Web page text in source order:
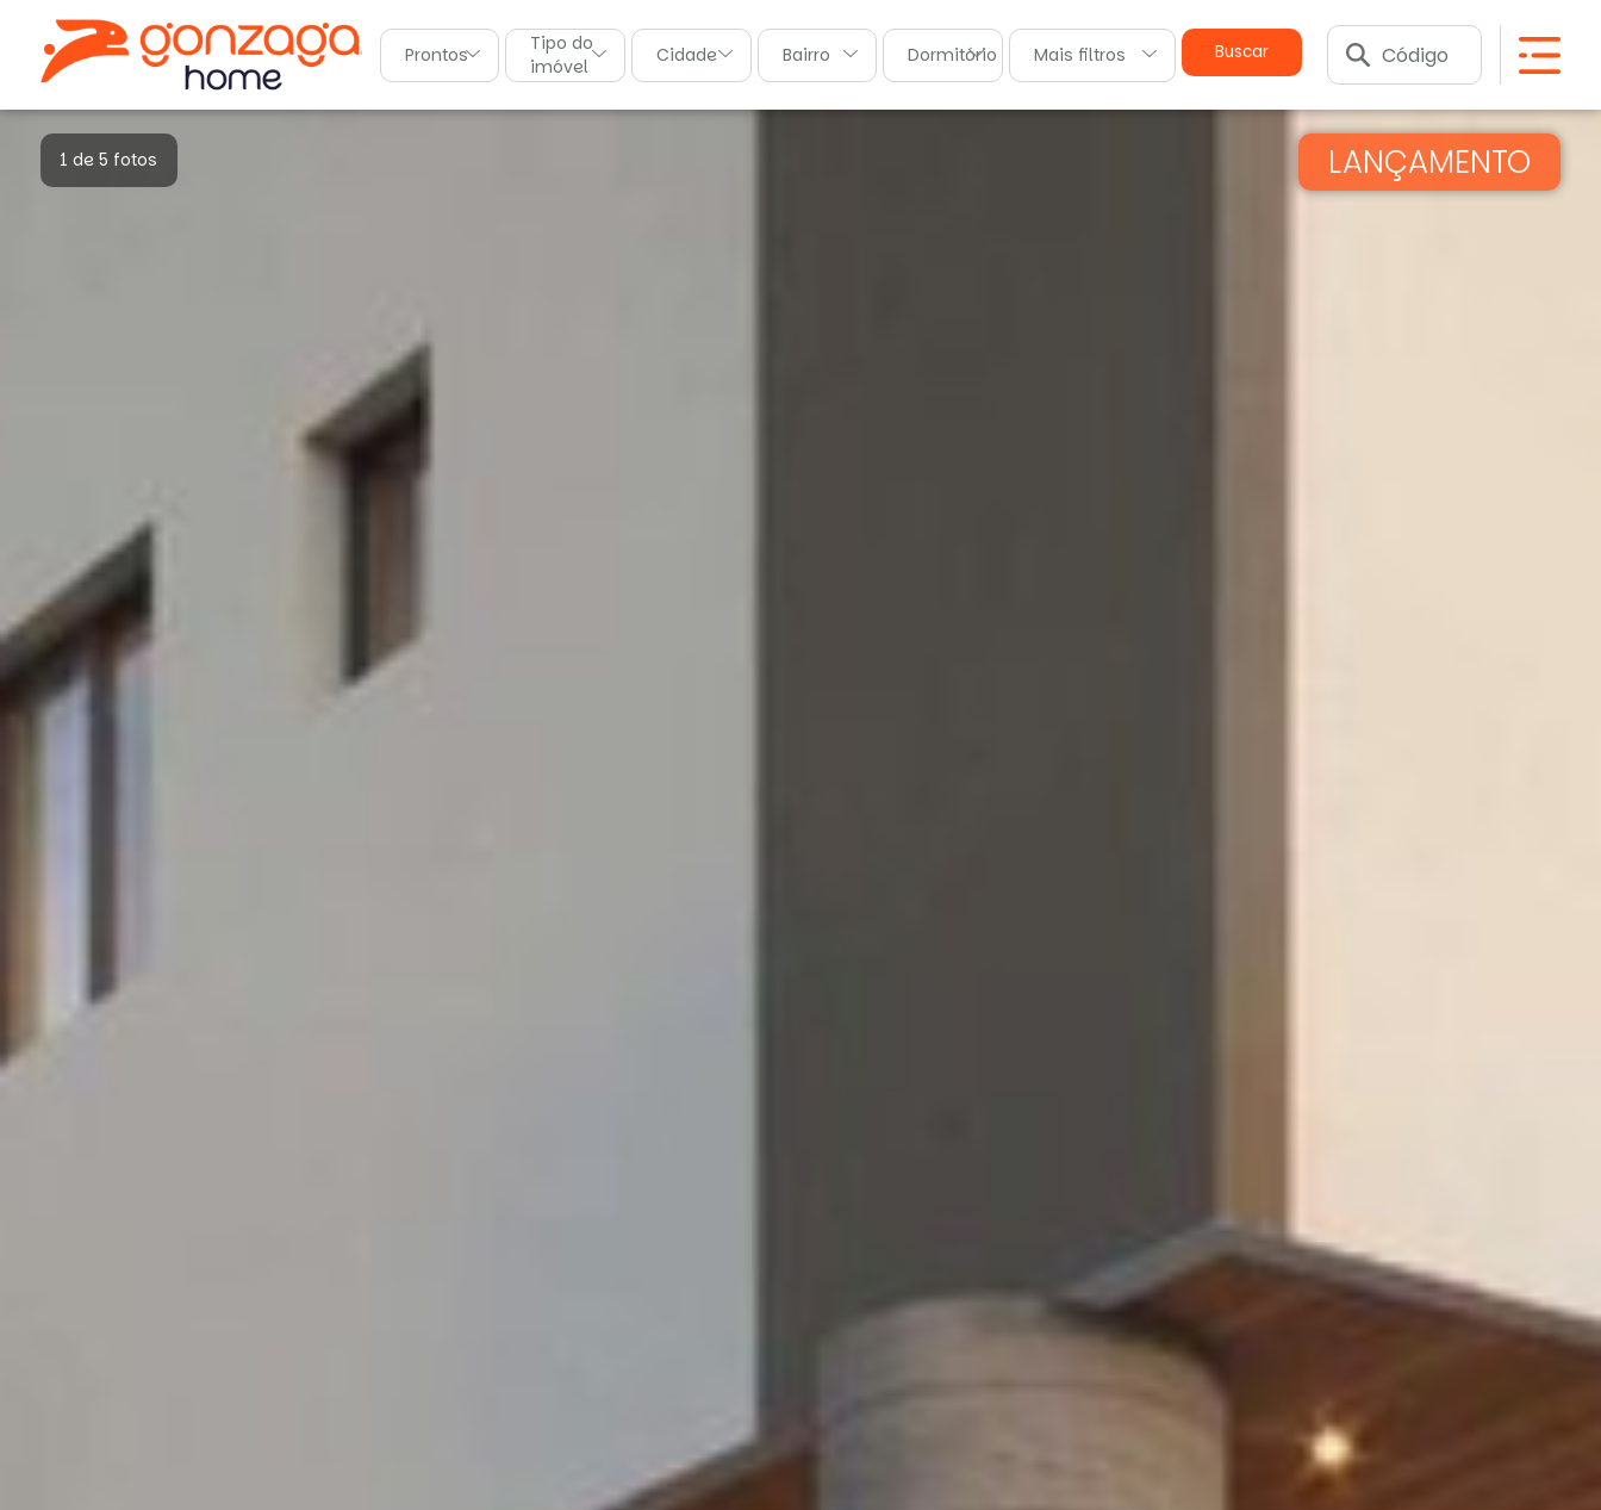
Prontos
Tipo do
imóvel
Cidade Bairro Dormitórios Mais filtros Buscar
LANÇAMENTO
1 de 5 fotos